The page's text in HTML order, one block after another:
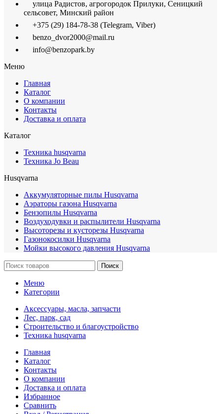
улица Радистов, агрогородок Прилуки, Сеницкий
сельсовет, Минский район
+375 (29) 184-78-38 (Telegram, Viber)
benzo_dvor2000@mail.ru
info@benzopark.by
Меню
Главная
Каталог
О компании
Контакты
Доставка и оплата
Каталог
Техника husqvarna
Техника Jo Beau
Husqvarna
Аккумуляторные пилы Husqvarna
Аэраторы газона Husqvarna
Бензопилы Husqvarna
Воздуходувки и распылители Husqvarna
Высоторезы и кусторезы Husqvarna
Газонокосилки Husqvarna
Мойки высокого давления Husqvarna
Поиск
Меню
Категории
Аксессуары, масла, запчасти
Лес, парк, сад
Строительство и благоустройство
Техника husqvarna
Главная
Каталог
Контакты
О компании
Доставка и оплата
Избранное
Сравнить